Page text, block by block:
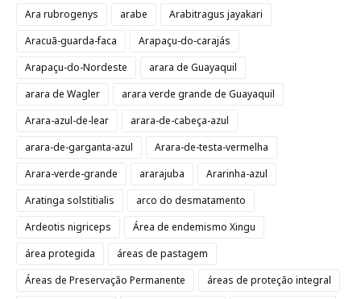
Ara rubrogenys
arabe
Arabitragus jayakari
Aracuã-guarda-faca
Arapaçu-do-carajás
Arapaçu-do-Nordeste
arara de Guayaquil
arara de Wagler
arara verde grande de Guayaquil
Arara-azul-de-lear
arara-de-cabeça-azul
arara-de-garganta-azul
Arara-de-testa-vermelha
Arara-verde-grande
ararajuba
Ararinha-azul
Aratinga solstitialis
arco do desmatamento
Ardeotis nigriceps
Área de endemismo Xingu
área protegida
áreas de pastagem
Áreas de Preservação Permanente
áreas de proteção integral